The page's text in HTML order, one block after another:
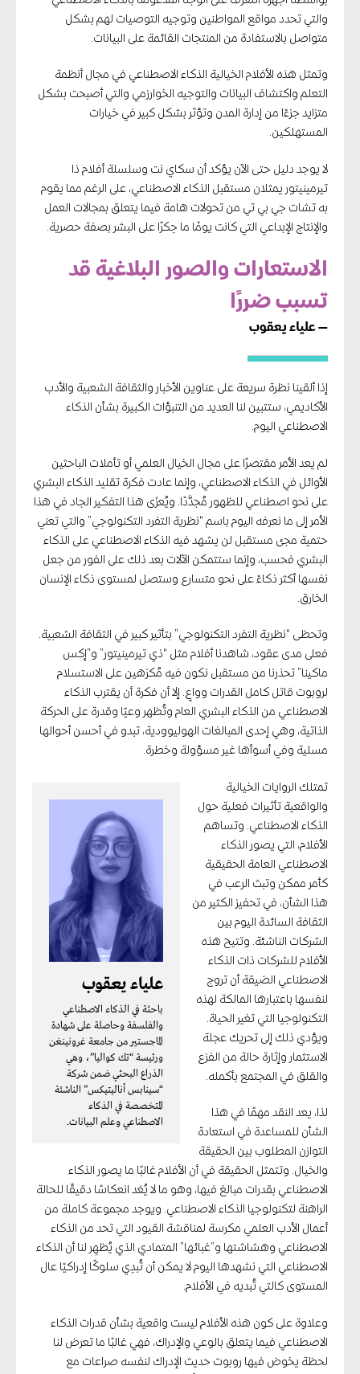
والتي تحدد مواقع المواطنين وتوجيه التوصيات لهم بشكل
متواصل بالاستفادة من المنتجات القائمة على البيانات.
وتمثل هذه الأفلام الخيالية الذكاء الاصطناعي في مجال أنظمة
التعلم واكتشاف البيانات والتوجيه الخوارزمي والتي أصبحت بشكل
متزايد جزءًا من إدارة المدن وتؤثر بشكل كبير في خيارات
المستهلكين.
لا يوجد دليل حتى الآن يؤكد أن سكاي نت وسلسلة أفلام ذا
تيرمينيتور يمثلان مستقبل الذكاء الاصطناعي، على الرغم مما يقوم
به تشات جي بي تي من تحولات هامة فيما يتعلق بمجالات العمل
والإنتاج الإبداعي التي كانت يومًا ما حِكرًا على البشر بصفة حصرية.
الاستعارات والصور البلاغية قد
تسبب ضررًا
— علياء يعقوب
إذا ألقينا نظرة سريعة على عناوين الأخبار والثقافة الشعبية والأدب
الأكاديمي، ستتبين لنا العديد من التنبؤات الكبيرة بشأن الذكاء
الاصطناعي اليوم.
لم يعد الأمر مقتصرًا على مجال الخيال العلمي أو تأملات الباحثين
الأوائل في الذكاء الاصطناعي، وإنما عادت فكرة تقليد الذكاء البشري
على نحو اصطناعي للظهور مُجدَّدًا. ويُعزَى هذا التفكير الجاد في هذا
الأمر إلى ما نعرفه اليوم باسم “نظرية التفرد التكنولوجي” والتي تعني
حتمية مجئ مستقبل لن يشهد فيه الذكاء الاصطناعي على الذكاء
البشري فحسب، وإنما ستتمكن الآلات بعد ذلك على الفور من جعل
نفسها أكثر ذكاءً على نحو متسارع وستصل لمستوى ذكاء الإنسان
الخارق.
وتحظى “نظرية التفرد التكنولوجي” بتأثير كبير في الثقافة الشعبية.
فعلى مدى عقود، شاهدنا أفلام مثل “ذي تيرمينيتور” و”إكس
ماكينا” تحذرنا من مستقبل نكون فيه مُكرَهين على الاستسلام
لروبوت قاتل كامل القدرات وواعٍ. إلا أن فكرة أن يقترب الذكاء
الاصطناعي من الذكاء البشري العام وتُظهر وعيًا وقدرة على الحركة
الذاتية، وهي إحدى المبالغات الهوليوودية، تبدو في أحسن أحوالها
مسلية وفي أسوأها غير مسؤولة وخطرة.
علياء يعقوب
باحثة في الذكاء الاصطناعي
والفلسفة وحاصلة على شهادة
الماجستير من جامعة غرونينغن
ورئيسة “تك كواليا”، وهي
الذراع البحثي ضمن شركة
“سينابس أناليتيكس” الناشئة
المتخصصة في الذكاء
الاصطناعي وعلم البيانات.
تمتلك الروايات الخيالية
والواقعية تأثيرات فعلية حول
الذكاء الاصطناعي. وتساهم
الأفلام، التي يصور الذكاء
الاصطناعي العامة الحقيقية
كأمر ممكن وتبث الرعب في
هذا الشأن، في تحفيز الكثير من
الثقافة السائدة اليوم بين
الشركات الناشئة. وتتيح هذه
الأفلام للشركات ذات الذكاء
الاصطناعي الضيقة أن تروج
لنفسها باعتبارها المالكة لهذه
التكنولوجيا التي تغير الحياة.
ويؤدي ذلك إلى تحريك عجلة
الاستثمار وإثارة حالة من الفزع
والقلق في المجتمع بأكمله.
لذا، يعد النقد مهمًا في هذا
الشأن للمساعدة في استعادة
التوازن المطلوب بين الحقيقة
والخيال. وتتمثل الحقيقة في أن الأفلام غالبًا ما يصور الذكاء
الاصطناعي بقدرات مبالغ فيها، وهو ما لا يُعَد انعكاسًا دقيقًا للحالة
الراهنة لتكنولوجيا الذكاء الاصطناعي. ويوجد مجموعة كاملة من
أعمال الأدب العلمي مكرسة لمناقشة القيود التي تحد من الذكاء
الاصطناعي وهشاشتها و”غبائها” المتمادي الذي يُظهِر لنا أن الذكاء
الاصطناعي التي نشهدها اليوم لا يمكن أن تُبدِي سلوكًا إدراكيًا عال
المستوى كالتي تُبديه في الأفلام.
وعلاوة على كون هذه الأفلام ليست واقعية بشأن قدرات الذكاء
الاصطناعي فيما يتعلق بالوعي والإدراك، فهي غالبًا ما تعرض لنا
لحظة يخوض فيها روبوت حديث الإدراك لنفسه صراعات مع